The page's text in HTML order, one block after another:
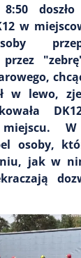
w
przez
w lewo,
osoby,
jak w